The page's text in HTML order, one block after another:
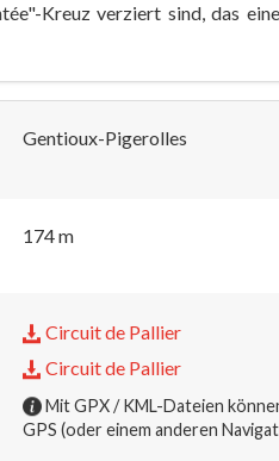
Kreuz verziert sind, das
Gentioux-Pigerolles
174 m
Circuit de Pallier
Circuit de Pallier
Mit GPX / KML-Dateien
GPS (oder einem anderen